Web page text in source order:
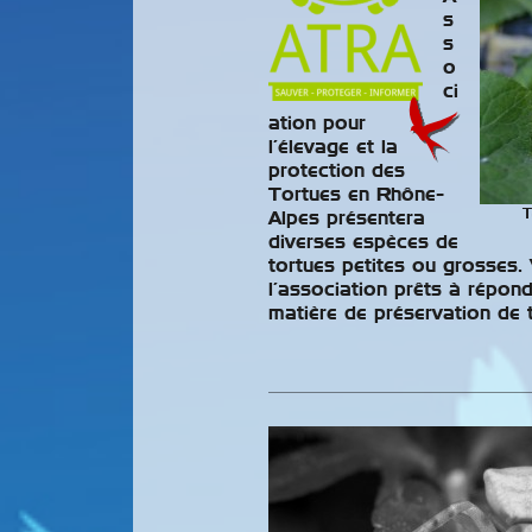
s
s
o
ci
ation pour
l’élevage et la
protection des
Tortues en Rhône-
Alpes présentera
diverses espèces de
tortues petites ou grosses.
l’association prêts à
matière de préservation de
5ième
Exotique
Sud